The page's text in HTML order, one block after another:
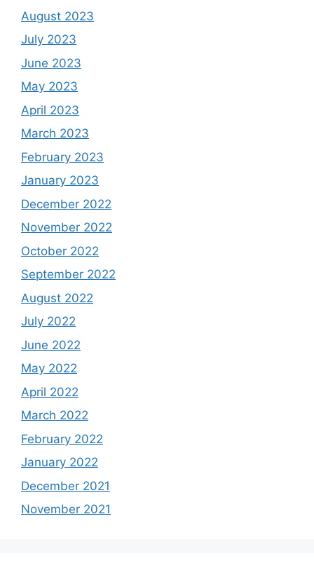
August 2023
July 2023
June 2023
May 2023
April 2023
March 2023
February 2023
January 2023
December 2022
November 2022
October 2022
September 2022
August 2022
July 2022
June 2022
May 2022
April 2022
March 2022
February 2022
January 2022
December 2021
November 2021